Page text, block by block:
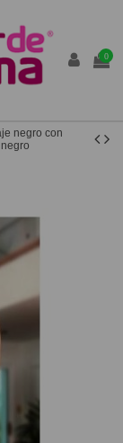
0
negro con